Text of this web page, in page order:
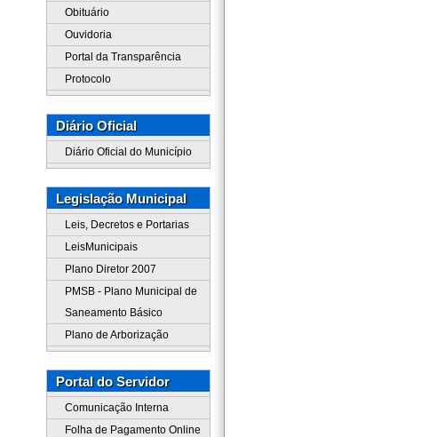
Obituário
Ouvidoria
Portal da Transparência
Protocolo
Diário Oficial
Diário Oficial do Município
Legislação Municipal
Leis, Decretos e Portarias
LeisMunicipais
Plano Diretor 2007
PMSB - Plano Municipal de
Saneamento Básico
Plano de Arborização
Portal do Servidor
Comunicação Interna
Folha de Pagamento Online